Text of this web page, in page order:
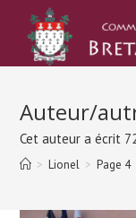
content
Auteur/
Cet auteur a écrit
> Lionel > Page 4